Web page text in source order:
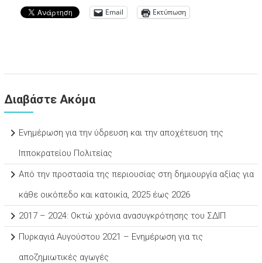
Email Εκτύπωση
Διαβάστε Ακόμα
Ενημέρωση για την ύδρευση και την αποχέτευση της
Ιπποκρατείου Πολιτείας
Από την προστασία της περιουσίας στη δημιουργία αξίας για
κάθε οικόπεδο και κατοικία, 2025 έως 2026
2017 – 2024: Οκτώ χρόνια ανασυγκρότησης του ΣΔΙΠ
Πυρκαγιά Αυγούστου 2021 – Ενημέρωση για τις
αποζημιωτικές αγωγές